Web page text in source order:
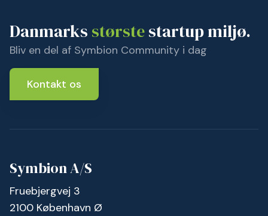
Danmarks størstestartup miljø.
Bliv en del af Symbion Community i dag
Kontakt os
Symbion A/S
Fruebjergvej 3
2100 København Ø